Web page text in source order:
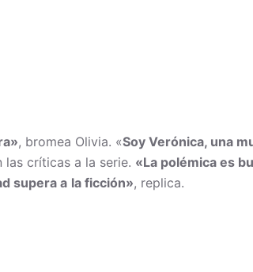
, bromea Olivia. «Soy Verónica, una
las críticas a la serie. «La polémica es
supera a la ficción», replica.